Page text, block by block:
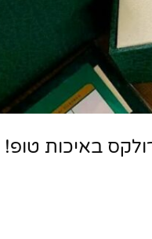
באיכות טופ!